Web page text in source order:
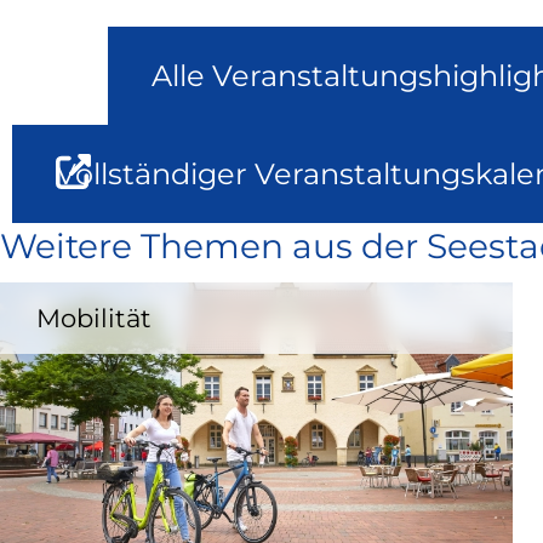
Alle
Vollständiger
Weitere Themen aus der
Mobilität